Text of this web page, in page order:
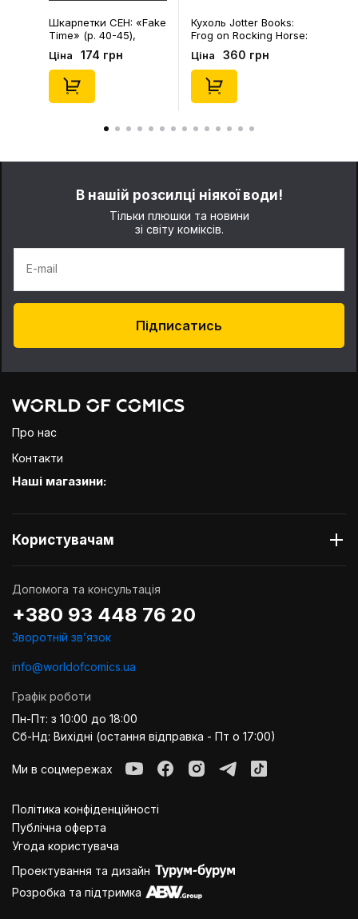
Шкарпетки CEH: «Fake
Time» (р. 40-45),
(91680)
Ціна 174 грн
Кухоль Jotter Books:
Frog on Rocking Horse:
«Тяжко Жити Шкода
Вмерти», (720121)
Ціна 360 грн
В нашій розсилці ніякої води!
Тільки плюшки та новини
зі світу коміксів.
E-mail
Підписатись
Про нас
Контакти
Наші магазини:
Користувачам
Допомога та консультація
+380 93 448 76 20
Зворотній звʼязок
info@worldofcomics.ua
Графік роботи
Пн-Пт: з 10:00 до 18:00
Сб-Нд: Вихідні (остання відправка - Пт о 17:00)
Ми в соцмережах
Політика конфіденційності
Публiчна оферта
Угода користувача
Проектування та дизайн
Розробка та підтримка